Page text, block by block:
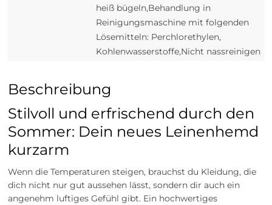
heiß bügeln,Behandlung in
Reinigungsmaschine mit folgenden
Lösemitteln: Perchlorethylen,
Kohlenwasserstoffe,Nicht nassreinigen
Beschreibung
Stilvoll und erfrischend durch den
Sommer: Dein neues Leinenhemd
kurzarm
Wenn die Temperaturen steigen, brauchst du Kleidung, die
dich nicht nur gut aussehen lässt, sondern dir auch ein
angenehm luftiges Gefühl gibt. Ein hochwertiges